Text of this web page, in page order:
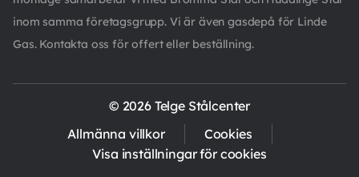
inom samma företagsgrupp. Vi är även gasdepå för Linde
Gas. Kontakta oss för offert eller beställning.
© 2026 Telge Stålcenter
Allmänna villkor
Cookies
Visa inställningar för cookies